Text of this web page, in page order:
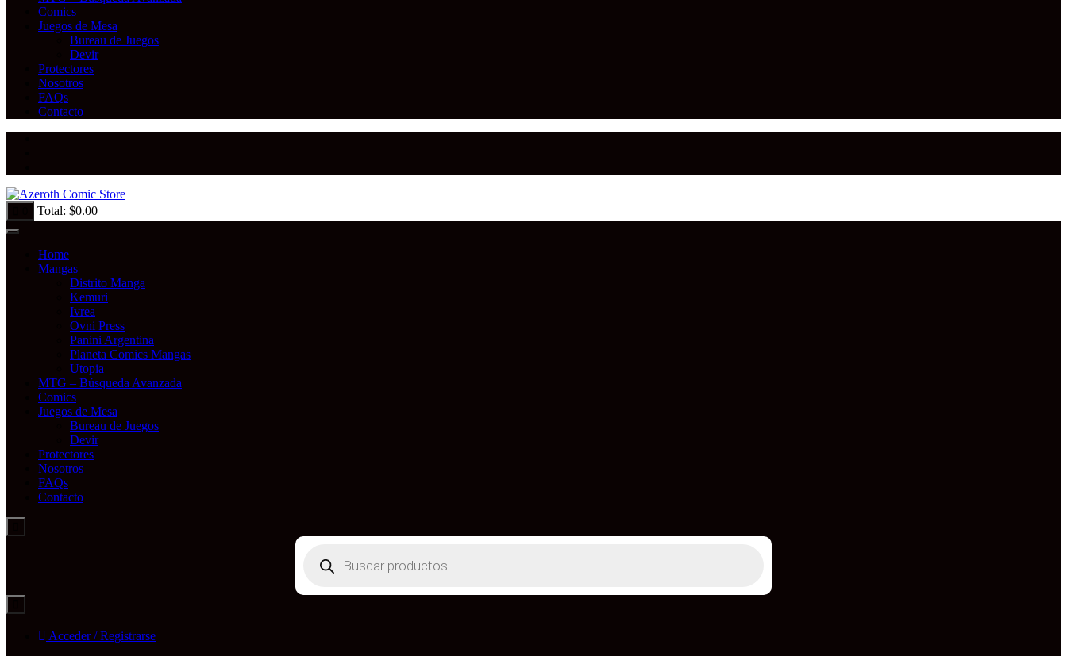
Comics
Juegos de Mesa
Bureau de Juegos
Devir
Protectores
Nosotros
FAQs
Contacto
Total: $0.00
Home
Mangas
Distrito Manga
Kemuri
Ivrea
Ovni Press
Panini Argentina
Planeta Comics Mangas
Utopia
MTG – Búsqueda Avanzada
Comics
Juegos de Mesa
Bureau de Juegos
Devir
Protectores
Nosotros
FAQs
Contacto
productos
Acceder / Registrarse